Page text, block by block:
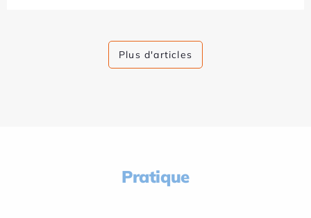
Plus d'articles
Pratique